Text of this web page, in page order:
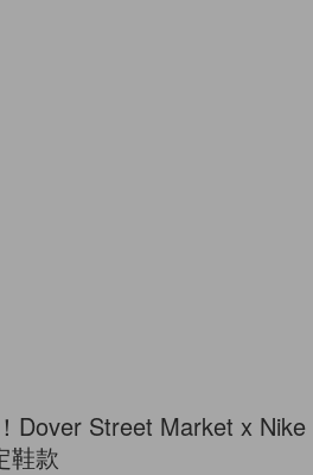
Dover Street Market x Nike
鞋款